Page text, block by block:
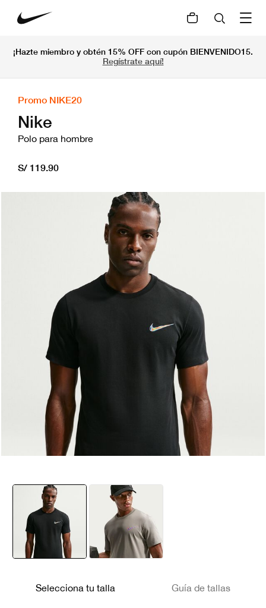
¡Hazte miembro y obtén 15% OFF con cupón BIENVENIDO15.
Regístrate aquí!
Promo NIKE20
Nike
Polo para hombre
S/ 119.90
Selecciona tu talla Guía de tallas